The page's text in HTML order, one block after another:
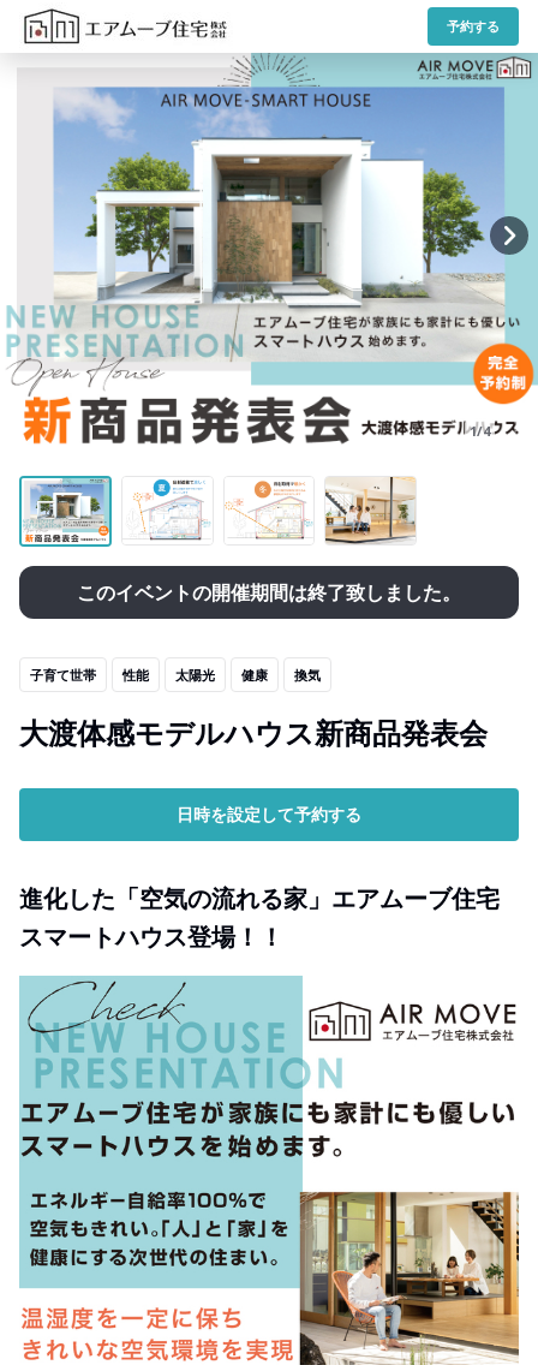
予約する
1/4
このイベントの開催期間は終了致しました。
子育て世帯 性能 太陽光 健康 換気
大渡体感モデルハウス新商品発表会
日時を設定して予約する
進化した「空気の流れる家」エアムーブ住宅
スマートハウス登場！！